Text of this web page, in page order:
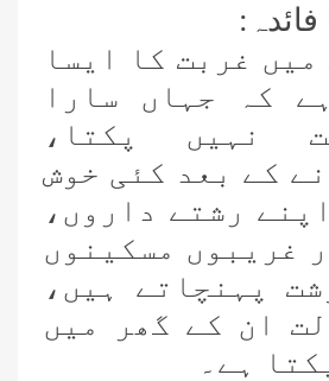
میں غربت کا ایسا
کہ جہاں سارا
نہیں پکتا،
کے بعد کئی خوش
رشتے داروں،
غریبوں مسکینوں
پہنچاتے ہیں،
ان کے گھر میں
ہے۔